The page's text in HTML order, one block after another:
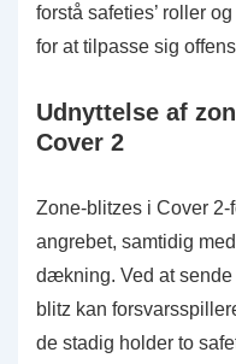
forstå safeties’ roller
for at tilpasse sig
Udnyttelse af
Cover 2
Zone-blitzes i Cover 2-
angrebet, samtidig
dækning. Ved at
blitz kan
de stadig holder to